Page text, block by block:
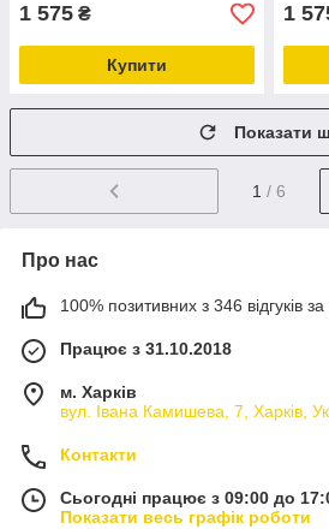
1 575 ₴
Купити
1
Показати
1 / 6
Про нас
100% позитивних з 346 відгуків за
Працює з 31.10.2018
м. Харків
вул. Івана Камишева, 7, Харків,
Контакти
Сьогодні працює з 09:00 до
Показати весь графік роботи